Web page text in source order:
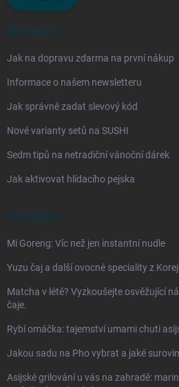
AKTUALITY
Jak na dopravu zdarma na první nákup
Informace o našem newsletteru
Jak správně zadat slevový kód
Nové varianty setů na SUSHI
Sedm tipů na netradiční vánoční dárek
Jak aktivovat hlídacího pejska
ASIA BLOG
Mi Goreng: Víc než jen instantní nudle
Yuzu čaj a další ovocné speciality z
Matcha v létě? Vyzkoušejte osvěžující
čaje.
Rybí omáčka: tajemství umami chuti
Jakou sadu na Pho vybrat a jaké
Asijské grilování u vás na zahradě: